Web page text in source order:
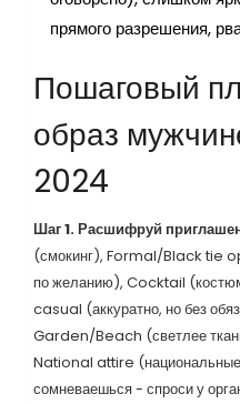
прямого разрешения,
Пошаговый
образ
2024
Шаг 1. Расшифруй
(смокинг), Formal/Black tie
по желанию), Cocktail
casual (аккуратно, но без
Garden/Beach (светлее
National attire
сомневаешься - спроси у